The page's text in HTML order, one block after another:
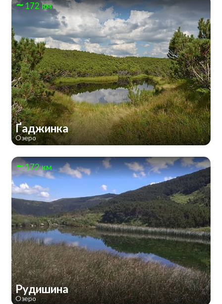
172 км
Ґаджинка
Озеро
172 км
Рудишина
Озеро